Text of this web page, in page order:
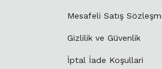
Mesafeli Satış
Gizlilik ve Güvenlik
İptal İade Koşullari